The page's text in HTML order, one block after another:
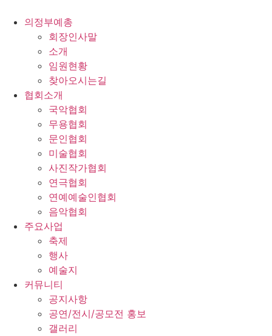
의정부예총
회장인사말
소개
임원현황
찾아오시는길
협회소개
국악협회
무용협회
문인협회
미술협회
사진작가협회
연극협회
연예예술인협회
음악협회
주요사업
축제
행사
예술지
커뮤니티
공지사항
공연/전시/공모전 홍보
갤러리